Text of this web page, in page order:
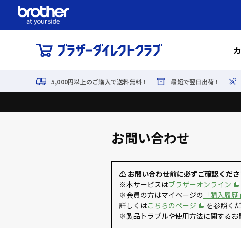
5,000円以上のご購入で送料無料！ 最短で翌日出荷！
お問い合わせ
⚠ お問い合わせ前に必ずご確認くだ
※本サービスはブラザーオンライン
※会員の方はマイページの 「購入履
詳しくはこちらのページ
を参照くだ
※製品トラブルや使用方法に関するお